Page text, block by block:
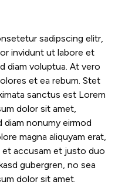
sadipscing elitr,
invidunt ut labore et
diam voluptua. At vero
et ea rebum. Stet
sanctus est Lorem
dolor sit amet,
nonumy eirmod
magna aliquyam erat,
et accusam et justo duo
gubergren, no sea
dolor sit amet.